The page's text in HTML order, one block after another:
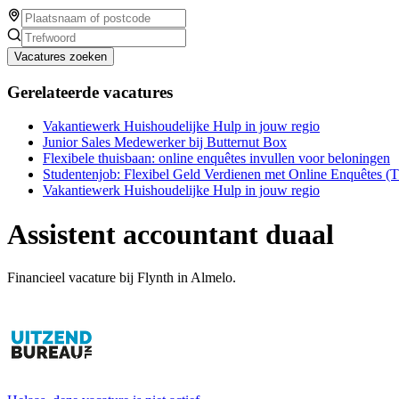
Vacatures zoeken
Gerelateerde vacatures
Vakantiewerk Huishoudelijke Hulp in jouw regio
Junior Sales Medewerker bij Butternut Box
Flexibele thuisbaan: online enquêtes invullen voor beloningen
Studentenjob: Flexibel Geld Verdienen met Online Enquêtes
Vakantiewerk Huishoudelijke Hulp in jouw regio
Assistent accountant duaal
Financieel vacature bij Flynth in Almelo.